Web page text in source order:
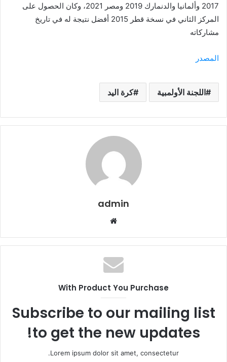
2017 وألمانيا والدنمارك 2019 ومصر 2021، وكان الحصول على
المركز الثاني في نسخة قطر 2015 أفضل نتيجة له في تاريخ
مشاركاته
المصدر
اللجنة الأولمبية كرة اليد
admin
With Product You Purchase
Subscribe to our mailing list
to get the new updates!
Lorem ipsum dolor sit amet, consectetur.